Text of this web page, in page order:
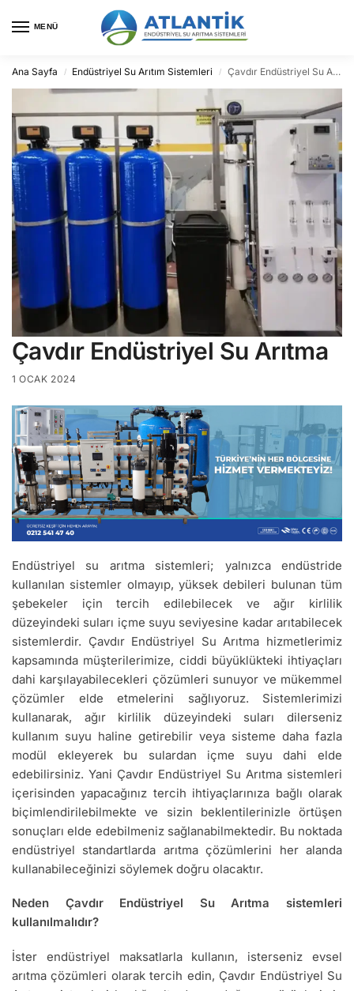
MENÜ
Ana Sayfa / Endüstriyel Su Arıtım Sistemleri / Çavdır Endüstriyel Su Arıtma
Çavdır Endüstriyel Su Arıtma
1 OCAK 2024
Endüstriyel su arıtma sistemleri; yalnızca endüstride
kullanılan sistemler olmayıp, yüksek debileri bulunan tüm
şebekeler için tercih edilebilecek ve ağır kirlilik
düzeyindeki suları içme suyu seviyesine kadar arıtabilecek
sistemlerdir. Çavdır Endüstriyel Su Arıtma hizmetlerimiz
kapsamında müşterilerimize, ciddi büyüklükteki ihtiyaçları
dahi karşılayabilecekleri çözümleri sunuyor ve mükemmel
çözümler elde etmelerini sağlıyoruz. Sistemlerimizi
kullanarak, ağır kirlilik düzeyindeki suları dilerseniz
kullanım suyu haline getirebilir veya sisteme daha fazla
modül ekleyerek bu sulardan içme suyu dahi elde
edebilirsiniz. Yani Çavdır Endüstriyel Su Arıtma sistemleri
içerisinden yapacağınız tercih ihtiyaçlarınıza bağlı olarak
biçimlendirilebilmekte ve sizin beklentilerinizle örtüşen
sonuçları elde edebilmeniz sağlanabilmektedir. Bu noktada
endüstriyel standartlarda arıtma çözümlerini her alanda
kullanabileceğinizi söylemek doğru olacaktır.
Neden Çavdır Endüstriyel Su Arıtma sistemleri
kullanılmalıdır?
İster endüstriyel maksatlarla kullanın, isterseniz evsel
arıtma çözümleri olarak tercih edin, Çavdır Endüstriyel Su